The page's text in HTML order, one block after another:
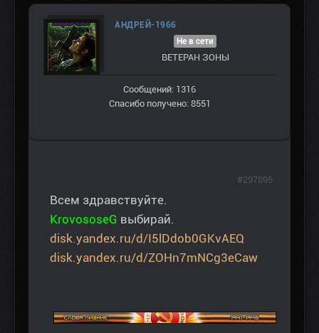
АНДРЕЙ-1966
Не в сети
ВЕТЕРАН ЗOНЫ
Сообщений: 1316
Спасибо получено: 8551
Всем здравствуйте.
KrovososeG выбирай.
disk.yandex.ru/d/I5lDdob0GKvAEQ
disk.yandex.ru/d/ZOHn7mNCg3eCaw
#297895